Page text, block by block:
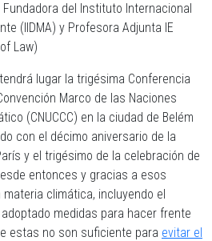
del Instituto Internacional
(IIDMA) y Profesora Adjunta IE
Law)
lugar la trigésima Conferencia
Marco de las Naciones
(CNUCCC) en la ciudad de Belém
con el décimo aniversario de la
y el trigésimo de la celebración de
entonces y gracias a esos
climática, incluyendo el
medidas para hacer frente
estas no son suficiente para evitar el